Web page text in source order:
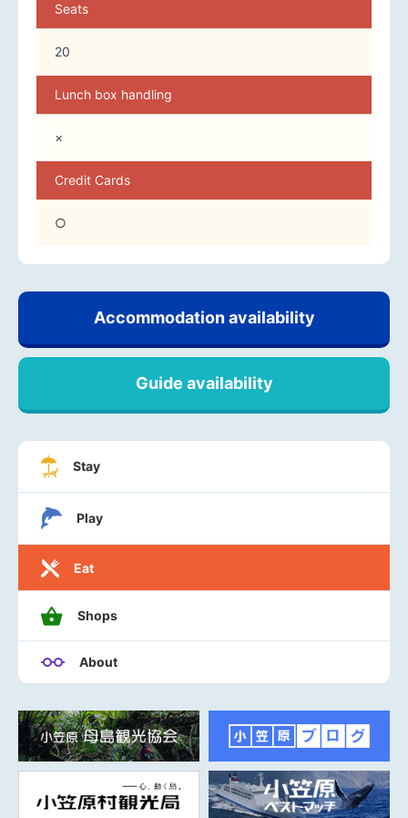
Seats
20
Lunch box handling
×
Credit Cards
○
Accommodation availability
Guide availability
Stay
Play
Eat
Shops
About